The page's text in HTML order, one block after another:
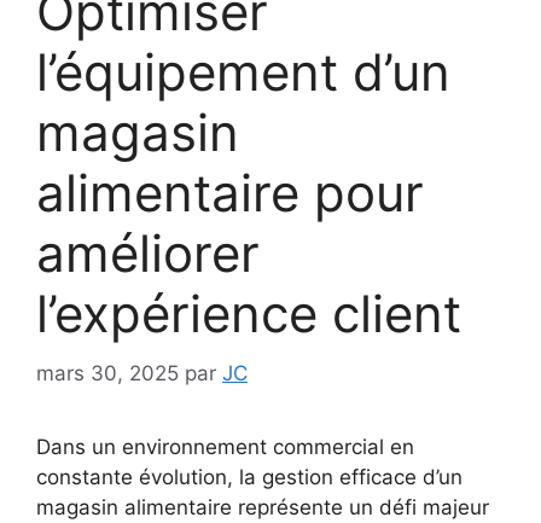
l’équipement d’un
magasin
alimentaire pour
améliorer
l’expérience client
mars 30, 2025 par JC
Dans un environnement commercial en
constante évolution, la gestion efficace d’un
magasin alimentaire représente un défi majeur